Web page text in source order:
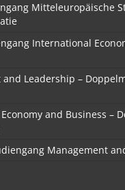
Mitteleuropäische
International
Leadership –
and Business –
Management